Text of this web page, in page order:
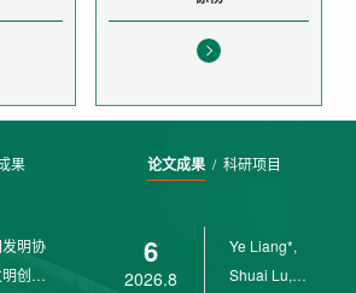
果
明协
创业
论文成果/ 科研项目
6
2026.8
Ye Liang*,
Shuai Lu,